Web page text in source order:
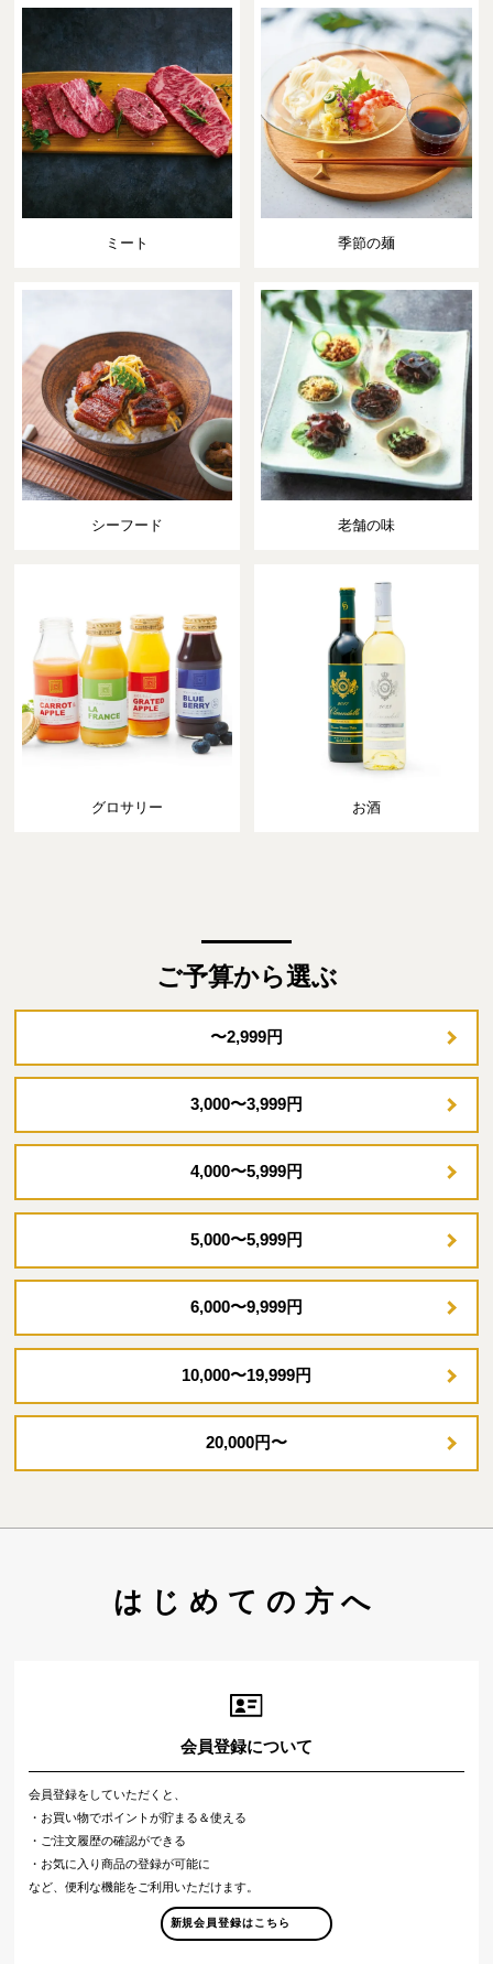
ミート 季節の麺
シーフード 老舗の味
グロサリー お酒
ご予算から選ぶ
〜2,999円
3,000〜3,999円
4,000〜5,999円
5,000〜5,999円
6,000〜9,999円
10,000〜19,999円
20,000円〜
はじめての方へ
会員登録について
会員登録をしていただくと、
・お買い物でポイントが貯まる＆使える
・ご注文履歴の確認ができる
・お気に入り商品の登録が可能に
など、便利な機能をご利用いただけます。
新規会員登録はこちら